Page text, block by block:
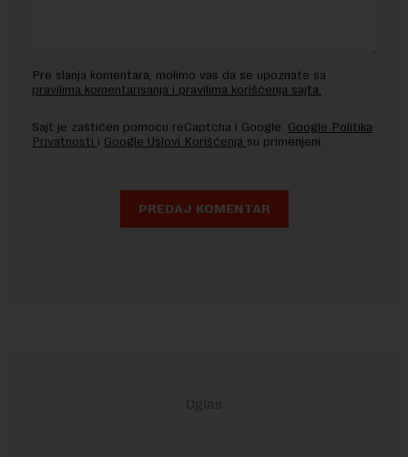
Pre slanja komentara, molimo vas da se upoznate sa
pravilima komentarisanja i pravilima korišćenja sajta.
Sajt je zaštićen pomocu reCaptcha i Google. Google Politika
Privatnosti i Google Uslovi Korišćenja su primenjeni.